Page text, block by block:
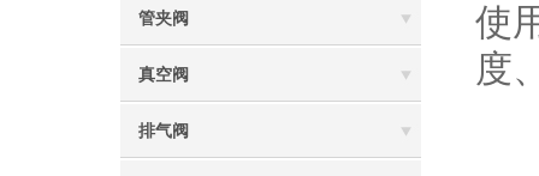
管夹阀
真空阀
排气阀
使
度